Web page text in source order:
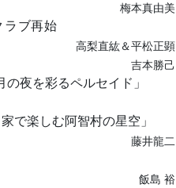
梅本真由美
ラブ再始
高梨直紘＆平松正顕
吉本勝己
夜を彩るペルセイド」
で楽しむ阿智村の星空」
藤井龍二
飯島 裕